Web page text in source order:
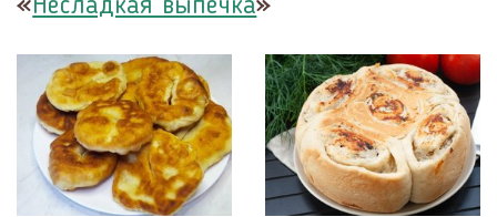
Несладкая выпечка